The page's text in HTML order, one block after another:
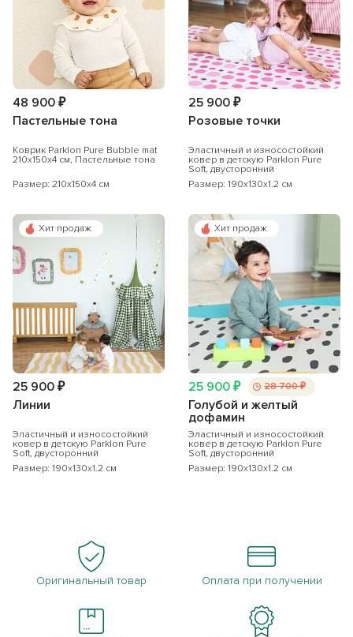
48 900 ₽
Пастельные тона
Коврик Parklon Pure Bubble mat
210х150х4 см, Пастельные тона
Размер: 210x150x4 см
25 900 ₽
Розовые точки
Эластичный и износостойкий
ковер в детскую Parklon Pure
Soft, двусторонний
Размер: 190x130x1.2 см
Хит продаж
25 900 ₽
Линии
Эластичный и износостойкий
ковер в детскую Parklon Pure
Soft, двусторонний
Размер: 190x130x1.2 см
Хит продаж
25 900 ₽ 28 700 ₽
Голубой и желтый
дофамин
Эластичный и износостойкий
ковер в детскую Parklon Pure
Soft, двусторонний
Размер: 190x130x1.2 см
Оригинальный товар Оплата при получении